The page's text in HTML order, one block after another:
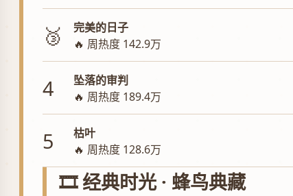
🥉
完美的日子
🔥 周热度 142.9万
4
坠落的审判
🔥 周热度 189.4万
5
枯叶
🔥 周热度 128.6万
🎞️ 经典时光 · 蜂鸟典藏